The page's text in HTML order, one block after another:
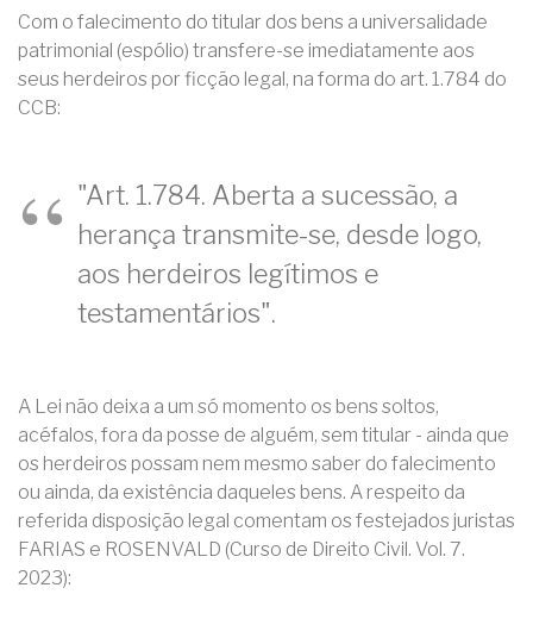
Com o falecimento do titular dos bens a universalidade
patrimonial (espólio) transfere-se imediatamente aos
seus herdeiros por ficção legal, na forma do art. 1.784 do
CCB:
"Art. 1.784. Aberta a sucessão, a
herança transmite-se, desde logo,
aos herdeiros legítimos e
testamentários".
A Lei não deixa a um só momento os bens soltos,
acéfalos, fora da posse de alguém, sem titular - ainda que
os herdeiros possam nem mesmo saber do falecimento
ou ainda, da existência daqueles bens. A respeito da
referida disposição legal comentam os festejados juristas
FARIAS e ROSENVALD (Curso de Direito Civil. Vol. 7.
2023):